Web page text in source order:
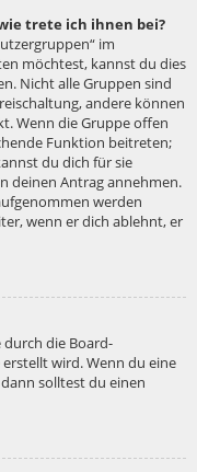
trete ich ihnen bei?
im
möchtest, kannst du dies
Nicht alle Gruppen sind
andere können
Wenn die Gruppe offen
Funktion beitreten;
du dich für sie
deinen Antrag annehmen.
werden
wenn er dich ablehnt, er
die Board-
wird. Wenn du eine
solltest du einen